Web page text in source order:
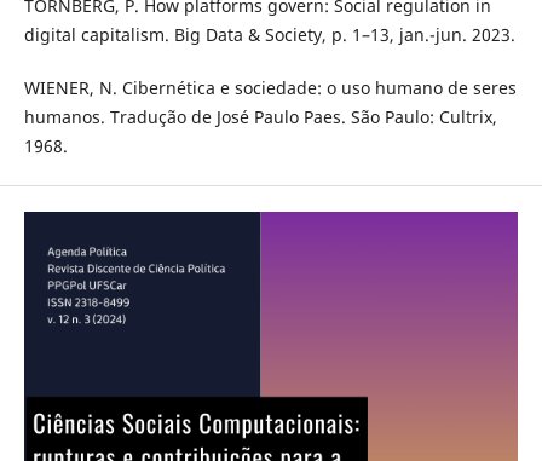
TORNBERG, P. How platforms govern: Social regulation in
digital capitalism. Big Data & Society, p. 1–13, jan.-jun. 2023.
WIENER, N. Cibernética e sociedade: o uso humano de seres
humanos. Tradução de José Paulo Paes. São Paulo: Cultrix,
1968.